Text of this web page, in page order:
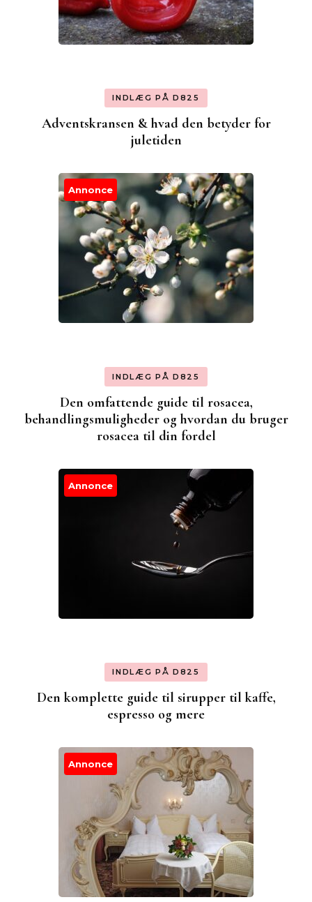
INDLÆG PÅ D825
Adventskransen & hvad den betyder for
juletiden
Annonce
INDLÆG PÅ D825
Den omfattende guide til rosacea,
behandlingsmuligheder og hvordan du bruger
rosacea til din fordel
Annonce
INDLÆG PÅ D825
Den komplette guide til sirupper til kaffe,
espresso og mere
Annonce